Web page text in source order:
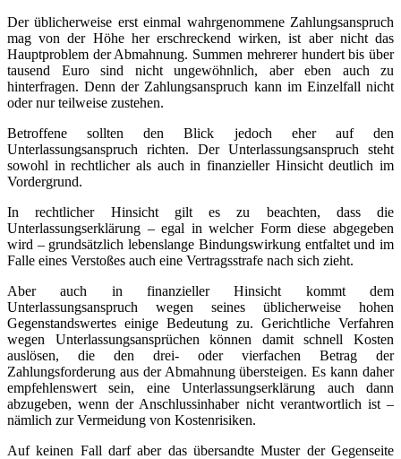
Der üblicherweise erst einmal wahrgenommene Zahlungsanspruch
mag von der Höhe her erschreckend wirken, ist aber nicht das
Hauptproblem der Abmahnung. Summen mehrerer hundert bis über
tausend Euro sind nicht ungewöhnlich, aber eben auch zu
hinterfragen. Denn der Zahlungsanspruch kann im Einzelfall nicht
oder nur teilweise zustehen.
Betroffene sollten den Blick jedoch eher auf den
Unterlassungsanspruch richten. Der Unterlassungsanspruch steht
sowohl in rechtlicher als auch in finanzieller Hinsicht deutlich im
Vordergrund.
In rechtlicher Hinsicht gilt es zu beachten, dass die
Unterlassungserklärung – egal in welcher Form diese abgegeben
wird – grundsätzlich lebenslange Bindungswirkung entfaltet und im
Falle eines Verstoßes auch eine Vertragsstrafe nach sich zieht.
Aber auch in finanzieller Hinsicht kommt dem
Unterlassungsanspruch wegen seines üblicherweise hohen
Gegenstandswertes einige Bedeutung zu. Gerichtliche Verfahren
wegen Unterlassungsansprüchen können damit schnell Kosten
auslösen, die den drei- oder vierfachen Betrag der
Zahlungsforderung aus der Abmahnung übersteigen. Es kann daher
empfehlenswert sein, eine Unterlassungserklärung auch dann
abzugeben, wenn der Anschlussinhaber nicht verantwortlich ist –
nämlich zur Vermeidung von Kostenrisiken.
Auf keinen Fall darf aber das übersandte Muster der Gegenseite